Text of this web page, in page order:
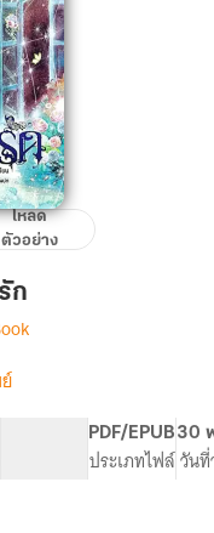
โหลด
ตัวอย่าง
ก
PDF/EPUB
ประเภทไฟล์
30
วันที่